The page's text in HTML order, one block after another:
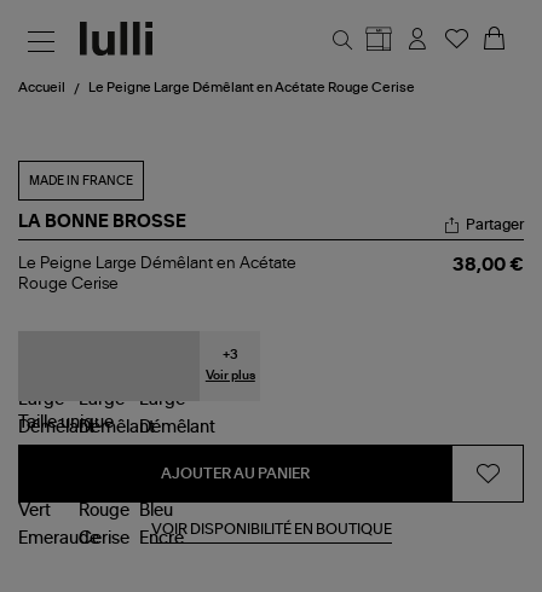
Accueil Le Peigne Large Démêlant en Acétate Rouge Cerise
MADE IN FRANCE
LA BONNE BROSSE
Le
Peigne
Large
Partager
Le Peigne Large Démêlant en Acétate
Rouge Cerise
38,00 €
+3
Voir plus
Tailleunique
AJOUTER AU PANIER
VOIR DISPONIBILITÉ EN BOUTIQUE